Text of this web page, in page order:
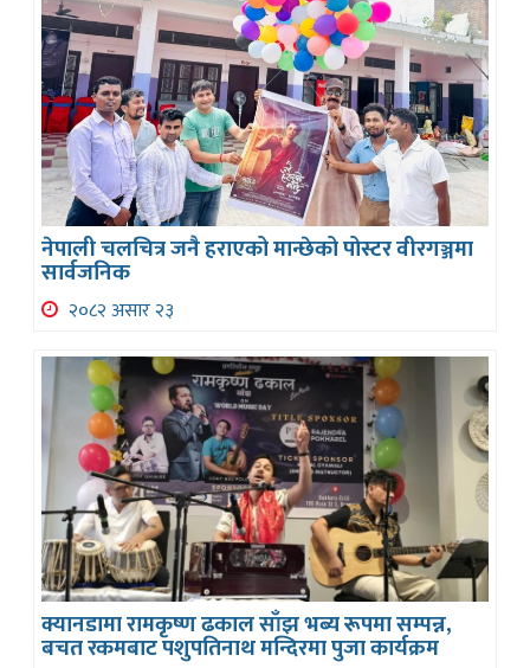
नेपाली चलचित्र जनै हराएको मान्छेको पोस्टर वीरगञ्जमा
सार्वजनिक
२०८२ असार २३
क्यानडामा रामकृष्ण ढकाल साँझ भब्य रूपमा सम्पन्न,
बचत रकमबाट पशुपतिनाथ मन्दिरमा पुजा कार्यक्रम